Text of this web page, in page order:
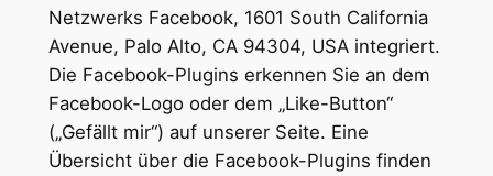
Netzwerks Facebook, 1601 South California
Avenue, Palo Alto, CA 94304, USA integriert.
Die Facebook-Plugins erkennen Sie an dem
Facebook-Logo oder dem „Like-Button“
(„Gefällt mir“) auf unserer Seite. Eine
Übersicht über die Facebook-Plugins finden